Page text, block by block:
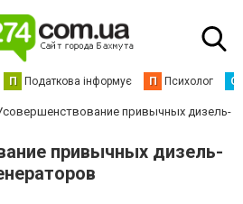
П Податкова інформує П Психолог С
привычных дизель-
привычных дизель-